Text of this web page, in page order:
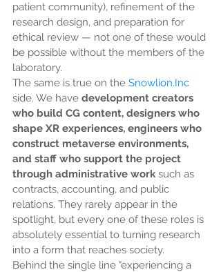
patient community), refinement of the
research design, and preparation for
ethical review — not one of these would
be possible without the members of the
laboratory.
The same is true on the Snowlion.Inc
side. We have development creators
who build CG content, designers who
shape XR experiences, engineers who
construct metaverse environments,
and staff who support the project
through administrative work such as
contracts, accounting, and public
relations. They rarely appear in the
spotlight, but every one of these roles is
absolutely essential to turning research
into a form that reaches society.
Behind the single line "experiencing a